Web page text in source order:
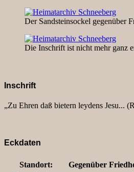
Der Sandsteinsockel gegenüber
Die Inschrift ist nicht mehr ganz
Inschrift
„Zu Ehren daß bietern leydens Jesu...
Eckdaten
Standort:
Gegenüber